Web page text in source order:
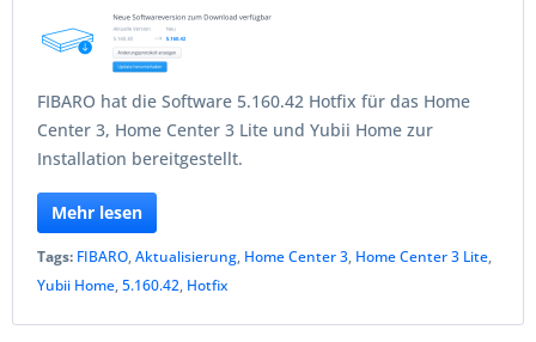
FIBARO hat die Software 5.160.42 Hotfix für das Home
Center 3, Home Center 3 Lite und Yubii Home zur
Installation bereitgestellt.
Mehr lesen
Tags: FIBARO,Aktualisierung, Home Center 3, Home Center 3 Lite,
Yubii Home,5.160.42, Hotfix